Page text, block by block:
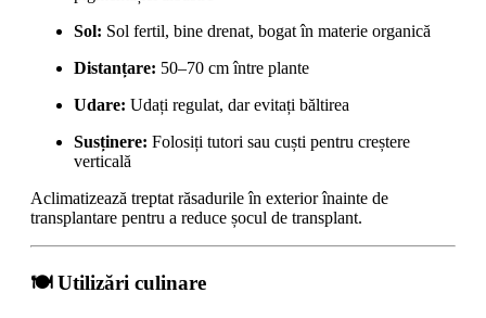
Sol: Sol fertil, bine drenat, bogat în materie organică
Distanțare: 50–70 cm între plante
Udare: Udați regulat, dar evitați băltirea
Susținere: Folosiți tutori sau cuști pentru creștere
verticală
Aclimatizează treptat răsadurile în exterior înainte de
transplantare pentru a reduce șocul de transplant.
🍽 Utilizări culinare